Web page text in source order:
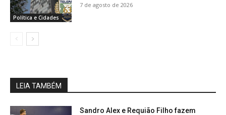
Política e Cidades
7 de agosto de 2026
LEIA TAMBÉM
Sandro Alex e Requião Filho fazem